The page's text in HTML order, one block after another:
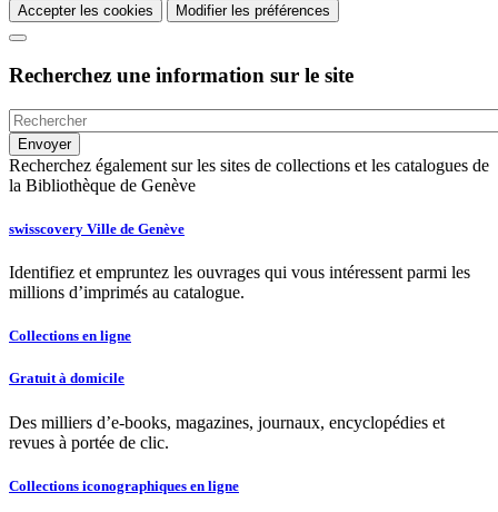
Accepter les cookies Modifier les préférences
Recherchez une information sur le site
Recherchez également sur les sites de collections et les catalogues de
la Bibliothèque de Genève
swisscovery Ville de Genève
Identifiez et empruntez les ouvrages qui vous intéressent parmi les
millions d’imprimés au catalogue.
Collections en ligne
Gratuit à domicile
Des milliers d’e-books, magazines, journaux, encyclopédies et
revues à portée de clic.
Collections iconographiques en ligne